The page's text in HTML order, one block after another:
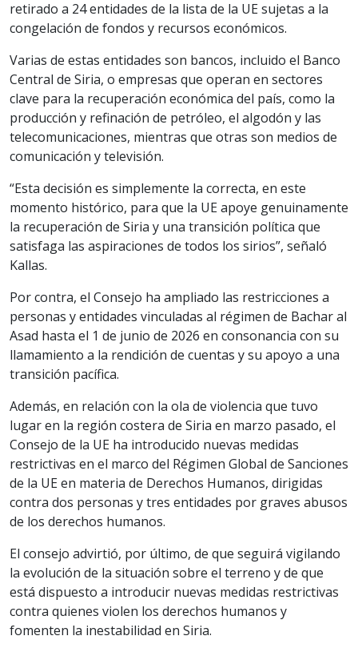
retirado a 24 entidades de la lista de la UE sujetas a la
congelación de fondos y recursos económicos.
Varias de estas entidades son bancos, incluido el Banco
Central de Siria, o empresas que operan en sectores
clave para la recuperación económica del país, como la
producción y refinación de petróleo, el algodón y las
telecomunicaciones, mientras que otras son medios de
comunicación y televisión.
“Esta decisión es simplemente la correcta, en este
momento histórico, para que la UE apoye genuinamente
la recuperación de Siria y una transición política que
satisfaga las aspiraciones de todos los sirios”, señaló
Kallas.
Por contra, el Consejo ha ampliado las restricciones a
personas y entidades vinculadas al régimen de Bachar al
Asad hasta el 1 de junio de 2026 en consonancia con su
llamamiento a la rendición de cuentas y su apoyo a una
transición pacífica.
Además, en relación con la ola de violencia que tuvo
lugar en la región costera de Siria en marzo pasado, el
Consejo de la UE ha introducido nuevas medidas
restrictivas en el marco del Régimen Global de Sanciones
de la UE en materia de Derechos Humanos, dirigidas
contra dos personas y tres entidades por graves abusos
de los derechos humanos.
El consejo advirtió, por último, de que seguirá vigilando
la evolución de la situación sobre el terreno y de que
está dispuesto a introducir nuevas medidas restrictivas
contra quienes violen los derechos humanos y
fomenten la inestabilidad en Siria.